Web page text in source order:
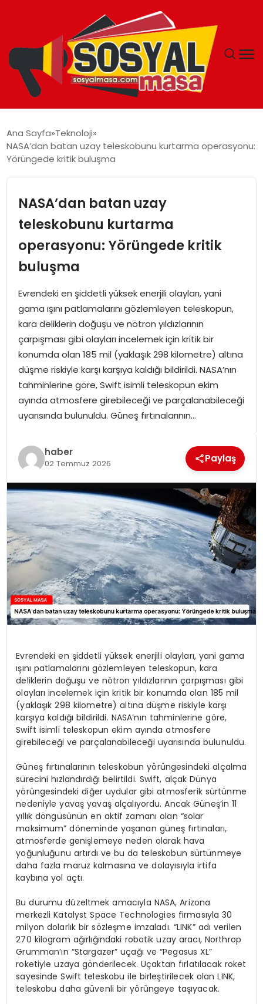
EKONOMI
EĞITIM
GÜNDEM
MAGAZIN
Ana Sayfa Teknoloji
NASA’dan batan uzay teleskobunu kurtarma operasyonu:
Yörüngede kritik buluşma
NASA’dan batan uzay
teleskobunu kurtarma
operasyonu: Yörüngede kritik
buluşma
Evrendeki en şiddetli yüksek enerjili olayları, yani
gama ışını patlamalarını gözlemleyen teleskopun,
kara deliklerin doğuşu ve nötron yıldızlarının
çarpışması gibi olayları incelemek için kritik bir
konumda olan 185 mil (yaklaşık 298 kilometre) altına
düşme riskiyle karşı karşıya kaldığı bildirildi. NASA’nın
tahminlerine göre, Swift isimli teleskopun ekim
ayında atmosfere girebileceği ve parçalanabileceği
uyarısında bulunuldu. Güneş fırtınalarının…
haber
02 Temmuz 2026 Paylaş
Evrendeki en şiddetli yüksek enerjili olayları, yani gama
ışını patlamalarını gözlemleyen teleskopun, kara
deliklerin doğuşu ve nötron yıldızlarının çarpışması gibi
olayları incelemek için kritik bir konumda olan 185 mil
(yaklaşık 298 kilometre) altına düşme riskiyle karşı
karşıya kaldığı bildirildi. NASA’nın tahminlerine göre,
Swift isimli teleskopun ekim ayında atmosfere
girebileceği ve parçalanabileceği uyarısında bulunuldu.
Güneş fırtınalarının teleskobun yörüngesindeki alçalma
sürecini hızlandırdığı belirtildi. Swift, alçak Dünya
yörüngesindeki diğer uydular gibi atmosferik sürtünme
nedeniyle yavaş yavaş alçalıyordu. Ancak Güneş’in 11
yıllık döngüsünün en aktif zamanı olan “solar
maksimum” döneminde yaşanan güneş fırtınaları,
atmosferde genişlemeye neden olarak hava
yoğunluğunu artırdı ve bu da teleskobun sürtünmeye
daha fazla maruz kalmasına ve dolayısıyla irtifa
kaybına yol açtı.
Bu durumu düzeltmek amacıyla NASA, Arizona
merkezli Katalyst Space Technologies firmasıyla 30
milyon dolarlık bir sözleşme imzaladı. “LINK” adı verilen
270 kilogram ağırlığındaki robotik uzay aracı, Northrop
Grumman’ın “Stargazer” uçağı ve “Pegasus XL”
roketiyle uzaya gönderilecek. Uçaktan fırlatılacak roket
sayesinde Swift teleskobu ile birleştirilecek olan LINK,
teleskobu daha güvenli bir yörüngeye taşıyacak.